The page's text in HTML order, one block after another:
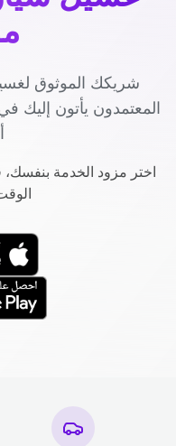
شريكك الموثوق
المعتمدون يأتون إليك
اختر مزود الخدمة بنفسك،